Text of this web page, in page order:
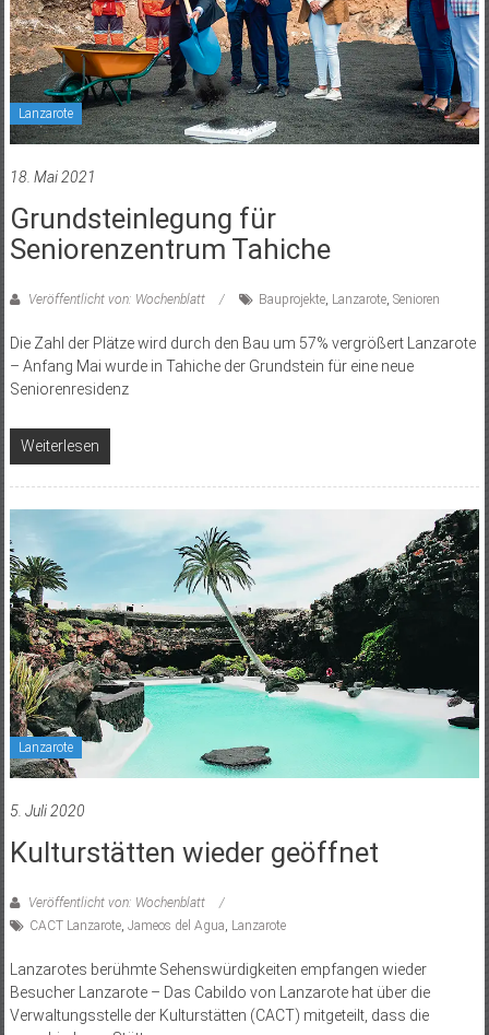
Lanzarote
18. Mai 2021
Grundsteinlegung für
Seniorenzentrum Tahiche
Veröffentlicht von: Wochenblatt Bauprojekte, Lanzarote, Senioren
Die Zahl der Plätze wird durch den Bau um 57% vergrößert Lanzarote
– Anfang Mai wurde in Tahiche der Grundstein für eine neue
Seniorenresidenz
Weiterlesen
Lanzarote
5. Juli 2020
Kulturstätten wieder geöffnet
Veröffentlicht von: Wochenblatt
CACT Lanzarote, Jameos del Agua, Lanzarote
Lanzarotes berühmte Sehenswürdigkeiten empfangen wieder
Besucher Lanzarote – Das Cabildo von Lanzarote hat über die
Verwaltungsstelle der Kulturstätten (CACT) mitgeteilt, dass die